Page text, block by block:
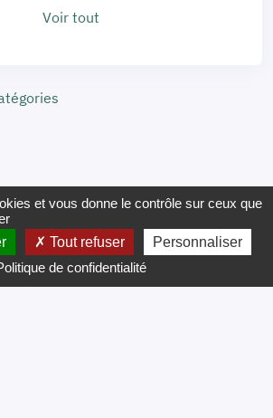
Voir tout
et vous donne le contrôle sur ceux que
Tout refuser
Personnaliser
de confidentialité